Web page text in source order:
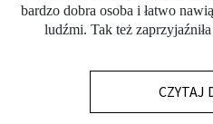
bardzo dobra osoba i łatwo
ludźmi. Tak też
CZYTAJ